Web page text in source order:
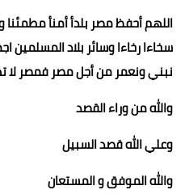
اللهم أحفظ مصر بلدأ أمنأ
سخاءا رخاءا وسائر بلاد المسلمين
نبني ونعمر من أجل مصر فمصر لا
والله من وراء القصد
وعلي الله قصد السبيل
والله الموفق و المستعان